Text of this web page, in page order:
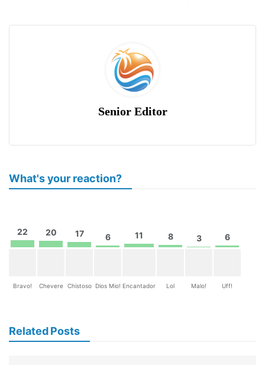
Senior Editor
What's your reaction?
22
Bravo!
20
Chevere
17
Chistoso
6
Dios Mio!
11
Encantador
8
Lol
3
Malo!
6
Uff!
Related Posts